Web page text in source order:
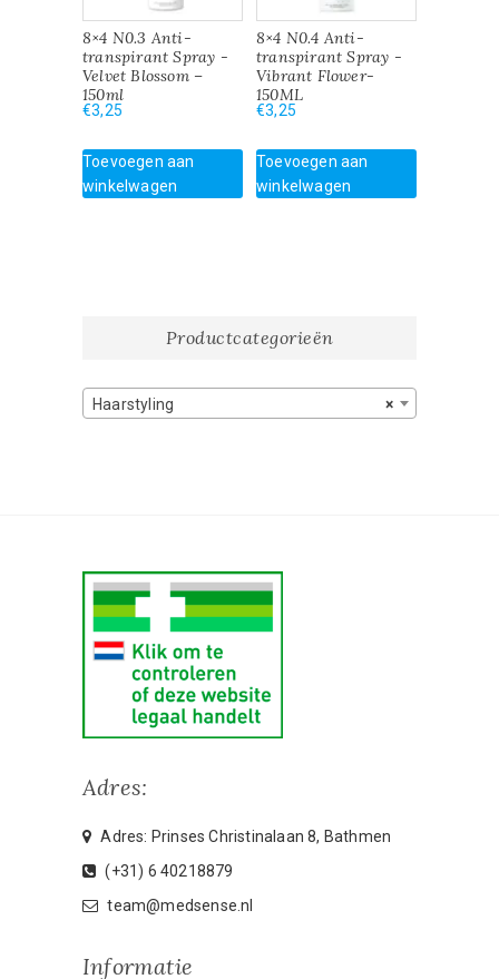
8×4 N0.3 Anti-
transpirant Spray -
Velvet Blossom –
150ml
€3,25
Toevoegen aan
winkelwagen
8×4 N0.4 Anti-
transpirant Spray -
Vibrant Flower-
150ML
€3,25
Toevoegen aan
winkelwagen
Productcategorieën
×
Haarstyling
Adres:
Adres: Prinses Christinalaan 8, Bathmen
(+31) 6 40218879
team@medsense.nl
Informatie